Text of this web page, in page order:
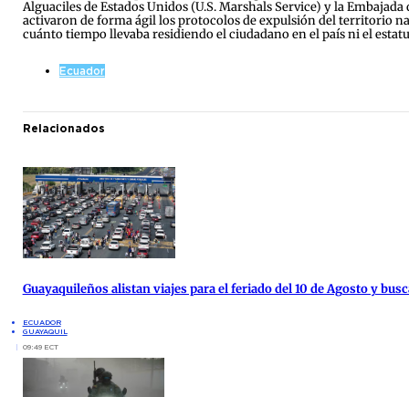
Alguaciles de Estados Unidos (U.S. Marshals Service) y la
activaron de forma ágil los protocolos de expulsión del territorio
cuánto tiempo llevaba residiendo el ciudadano en el país ni el
Ecuador
Relacionados
Guayaquileños alistan viajes para el feriado del 10 de Agosto y
ECUADOR
GUAYAQUIL
09:49 ECT